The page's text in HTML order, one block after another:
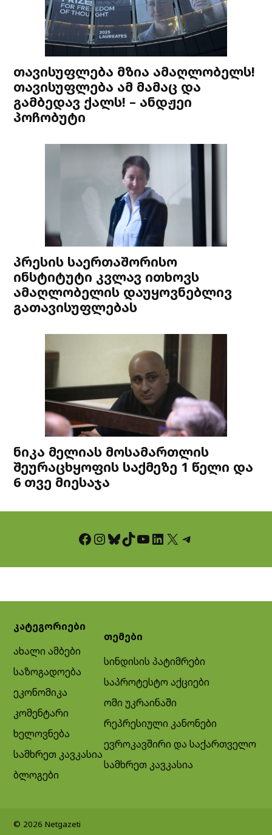
თავისუფლება მზია ამაღლობელს!
თავისუფლება ამ მამაც და
გამბედავ ქალს! – ანდჟეი
პოჩობუტი
პრესის საერთაშორისო
ინსტიტუტი კვლავ ითხოვს
ამაღლობელის დაუყოვნებლივ
გათავისუფლებას
ნიკა მელიას მოსამართლის
შეურაცხყოფის საქმეზე 1 წელი და
6 თვე მიესაჯა
Facebook InstagramBluesky TikTok YouTube LinkedIn X Telegram
კატეგორიები
ახალი ამბები
საზოგადოება
ეკონომიკა
კომენტარი
ხელოვნება
სამხრეთ კავკასია
ბლოგები
თემები
სინდისის პატიმრები
საპროტესტო აქციები
ომი უკრაინაში
რეპრესიული კანონები
ევროკავშირი და საქართველო
სამხრეთ კავკასია
© 2026 Netgazeti